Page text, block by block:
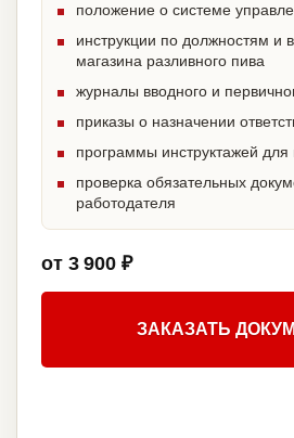
положение о системе
инструкции по должностям и
магазина разливного пива
журналы вводного и
приказы о назначении
программы инструктажей для
проверка обязательных
работодателя
от 3 900 ₽
ЗАКАЗАТЬ